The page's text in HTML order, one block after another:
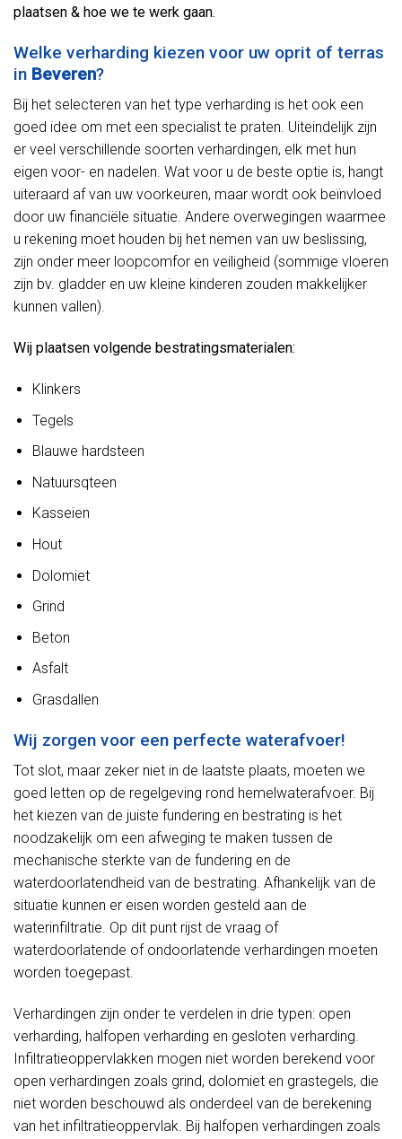
plaatsen & hoe we te werk gaan.
Welke verharding kiezen voor uw oprit of terras
in Beveren?
Bij het selecteren van het type verharding is het ook een
goed idee om met een specialist te praten. Uiteindelijk zijn
er veel verschillende soorten verhardingen, elk met hun
eigen voor- en nadelen. Wat voor u de beste optie is, hangt
uiteraard af van uw voorkeuren, maar wordt ook beïnvloed
door uw financiële situatie. Andere overwegingen waarmee
u rekening moet houden bij het nemen van uw beslissing,
zijn onder meer loopcomfor en veiligheid (sommige vloeren
zijn bv. gladder en uw kleine kinderen zouden makkelijker
kunnen vallen).
Wij plaatsen volgende bestratingsmaterialen:
Klinkers
Tegels
Blauwe hardsteen
Natuursqteen
Kasseien
Hout
Dolomiet
Grind
Beton
Asfalt
Grasdallen
Wij zorgen voor een perfecte waterafvoer!
Tot slot, maar zeker niet in de laatste plaats, moeten we
goed letten op de regelgeving rond hemelwaterafvoer. Bij
het kiezen van de juiste fundering en bestrating is het
noodzakelijk om een afweging te maken tussen de
mechanische sterkte van de fundering en de
waterdoorlatendheid van de bestrating. Afhankelijk van de
situatie kunnen er eisen worden gesteld aan de
waterinfiltratie. Op dit punt rijst de vraag of
waterdoorlatende of ondoorlatende verhardingen moeten
worden toegepast.
Verhardingen zijn onder te verdelen in drie typen: open
verharding, halfopen verharding en gesloten verharding.
Infiltratieoppervlakken mogen niet worden berekend voor
open verhardingen zoals grind, dolomiet en grastegels, die
niet worden beschouwd als onderdeel van de berekening
van het infiltratieoppervlak. Bij halfopen verhardingen zoals